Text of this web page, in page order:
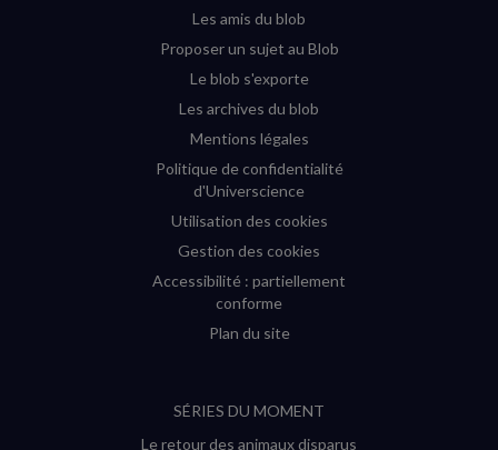
Les amis du blob
Proposer un sujet au Blob
Le blob s'exporte
Les archives du blob
Mentions légales
Politique de confidentialité
d'Universcience
Utilisation des cookies
Gestion des cookies
Accessibilité : partiellement
conforme
Plan du site
SÉRIES DU MOMENT
Le retour des animaux disparus